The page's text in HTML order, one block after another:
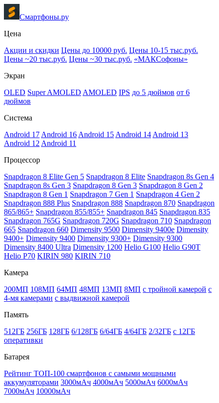
Смартфоны.ру
Цена
Акции и скидки Цены до 10000 руб. Цены 10-15 тыс.руб.
Цены ~20 тыс.руб. Цены ~30 тыс.руб. «МАКСофоны»
Экран
OLED Super AMOLED AMOLED IPS до 5 дюймов от 6
дюймов
Система
Android 17 Android 16 Android 15 Android 14 Android 13
Android 12 Android 11
Процессор
Snapdragon 8 Elite Gen 5 Snapdragon 8 Elite Snapdragon 8s Gen 4
Snapdragon 8s Gen 3 Snapdragon 8 Gen 3 Snapdragon 8 Gen 2
Snapdragon 8 Gen 1 Snapdragon 7 Gen 1 Snapdragon 4 Gen 2
Snapdragon 888 Plus Snapdragon 888 Snapdragon 870 Snapdragon
865/865+ Snapdragon 855/855+ Snapdragon 845 Snapdragon 835
Snapdragon 765G Snapdragon 720G Snapdragon 710 Snapdragon
665 Snapdragon 660 Dimensity 9500 Dimensity 9400e Dimensity
9400+ Dimensity 9400 Dimensity 9300+ Dimensity 9300
Dimensity 8400 Ultra Dimensity 1200 Helio G100 Helio G90T
Helio P70 KIRIN 980 KIRIN 710
Камера
200МП 108МП 64МП 48МП 13МП 8МП с тройной камерой с
4-мя камерами с выдвижной камерой
Память
512ГБ 256ГБ 128ГБ 6/128ГБ 6/64ГБ 4/64ГБ 2/32ГБ с 12ГБ
оперативки
Батарея
Рейтинг ТОП-100 смартфонов с самыми мощными
аккумуляторами 3000мАч 4000мАч 5000мАч 6000мАч
7000мАч 10000мАч